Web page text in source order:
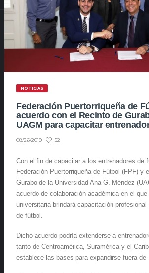
NOTICIAS
Federación Puertorriqueña de
acuerdo con el Recinto de
UAGM para capacitar
08/26/2019 52
Con el fin de capacitar a los entrenadores de
Federación Puertorriqueña de Fútbol (FPF) y
Gurabo de la Universidad Ana G. Méndez
acuerdo de colaboración académica en el
universitaria brindará capacitación profesional
de fútbol.
Dicho acuerdo podría extenderse a
tanto de Centroamérica, Suramérica y el
establece las bases para expandirse fuera de